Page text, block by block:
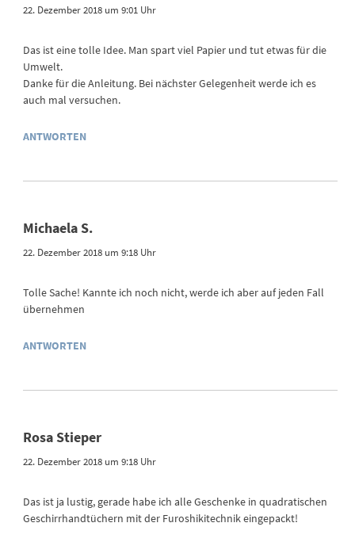
22. Dezember 2018 um 9:01 Uhr
Das ist eine tolle Idee. Man spart viel Papier und tut etwas für die
Umwelt.
Danke für die Anleitung. Bei nächster Gelegenheit werde ich es
auch mal versuchen.
ANTWORTEN
Michaela S.
22. Dezember 2018 um 9:18 Uhr
Tolle Sache! Kannte ich noch nicht, werde ich aber auf jeden Fall
übernehmen
ANTWORTEN
Rosa Stieper
22. Dezember 2018 um 9:18 Uhr
Das ist ja lustig, gerade habe ich alle Geschenke in quadratischen
Geschirrhandtüchern mit der Furoshikitechnik eingepackt!